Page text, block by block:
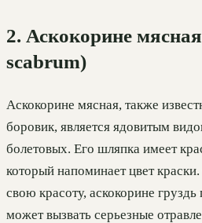
2. Аскокорине
scabrum)
Аскокорине мясная, также
боровик, является ядовитым
болетовых. Его шляпка имеет
который напоминает цвет
свою красоту, аскокорине
может вызвать серьезные